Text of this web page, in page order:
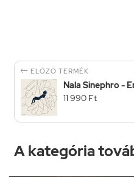
 ELŐZŐ TERMÉK
Nala Sinephro -
11 990 Ft
A kategória